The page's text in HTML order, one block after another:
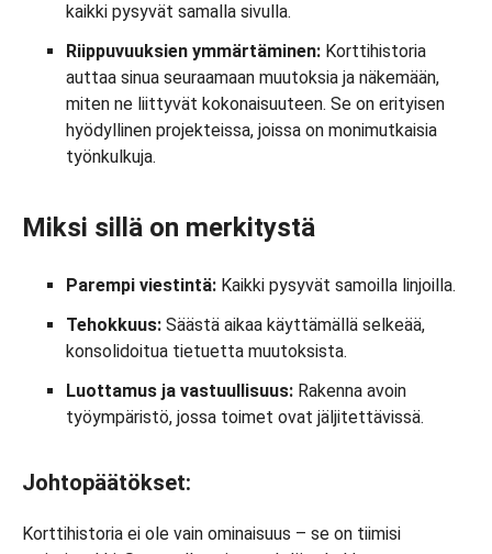
kaikki pysyvät samalla sivulla.
Riippuvuuksien ymmärtäminen: Korttihistoria
auttaa sinua seuraamaan muutoksia ja näkemään,
miten ne liittyvät kokonaisuuteen. Se on erityisen
hyödyllinen projekteissa, joissa on monimutkaisia
työnkulkuja.
Miksi sillä on merkitystä
Parempi viestintä: Kaikki pysyvät samoilla linjoilla.
Tehokkuus: Säästä aikaa käyttämällä selkeää,
konsolidoitua tietuetta muutoksista.
Luottamus ja vastuullisuus: Rakenna avoin
työympäristö, jossa toimet ovat jäljitettävissä.
Johtopäätökset:
Korttihistoria ei ole vain ominaisuus – se on tiimisi